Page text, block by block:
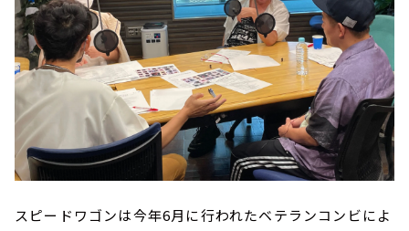
スピードワゴンは今年6月に行われたベテランコンビによ